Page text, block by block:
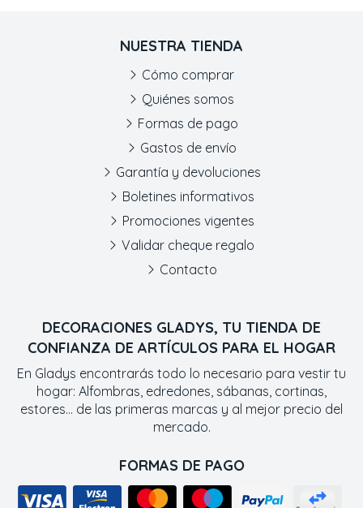
DECORACIONES GLADYS, TU TIENDA DE
CONFIANZA DE ARTÍCULOS PARA EL HOGAR
En Gladys encontrarás todo lo necesario para vestir tu
hogar: Alfombras, edredones, sábanas, cortinas,
estores... de las primeras marcas y al mejor precio del
mercado.
FORMAS DE PAGO
NUESTRA TIENDA
Cómo comprar
Quiénes somos
Formas de pago
Gastos de envío
Garantía y devoluciones
Boletines informativos
Promociones vigentes
Validar cheque regalo
Contacto